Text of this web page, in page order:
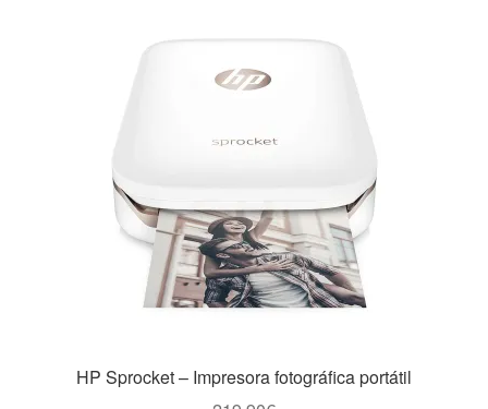
HP Sprocket – Impresora fotográfica portátil